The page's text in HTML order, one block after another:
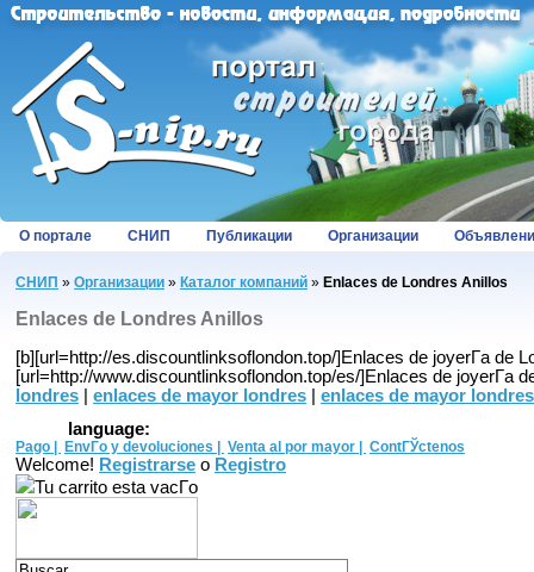
О портале СНИП Публикации Организации
СНИП » Организации » Каталог компаний » Enlaces de Londres Anillos
Enlaces de Londres Anillos
[b][url=http://es.discountlinksoflondon.top/]Enlaces de joyerГ­a de
[url=http://www.discountlinksoflondon.top/es/]Enlaces de joyerГ­a
londres
enlaces de mayor londres
enlaces de mayor londres
language:
Pago | EnvГ­o y devoluciones | Venta al por mayor | ContГЎctenos
Welcome! Registrarse o Registro
Tu carrito esta vacГ­o